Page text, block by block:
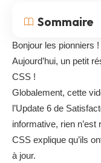
Sommaire
Bonjour les pionniers !
Aujourd’hui, un petit
CSS !
Globalement, cette
l’Update 6 de
informative, rien
CSS explique qu’ils
à jour.